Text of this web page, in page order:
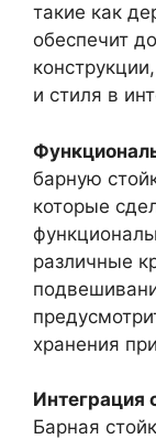
такие как
обеспечит
и стиля в
барную
которые
различные
хранения
Интеграция
Барная